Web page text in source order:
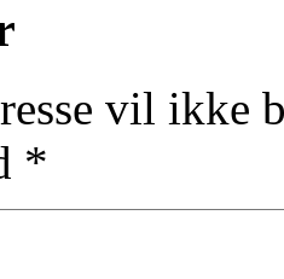
vil ikke
*